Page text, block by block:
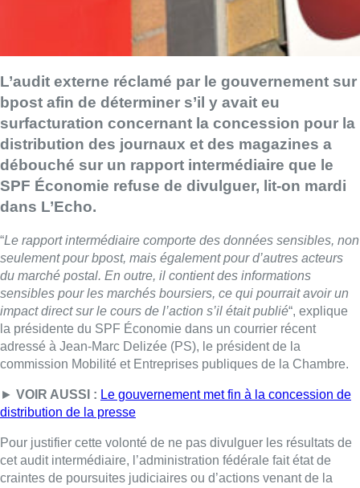
L’audit externe réclamé par le gouvernement sur
bpost afin de déterminer s’il y avait eu
surfacturation concernant la concession pour la
distribution des journaux et des magazines a
débouché sur un rapport intermédiaire que le
SPF Économie refuse de divulguer, lit-on mardi
dans L’Echo.
“Le rapport intermédiaire comporte des données sensibles, non
seulement pour bpost, mais également pour d’autres acteurs
du marché postal. En outre, il contient des informations
sensibles pour les marchés boursiers, ce qui pourrait avoir un
impact direct sur le cours de l’action s’il était publié“, explique
la présidente du SPF Économie dans un courrier récent
adressé à Jean-Marc Delizée (PS), le président de la
commission Mobilité et Entreprises publiques de la Chambre.
► VOIR AUSSI : Le gouvernement met fin à la concession de
distribution de la presse
Pour justifier cette volonté de ne pas divulguer les résultats de
cet audit intermédiaire, l’administration fédérale fait état de
craintes de poursuites judiciaires ou d’actions venant de la